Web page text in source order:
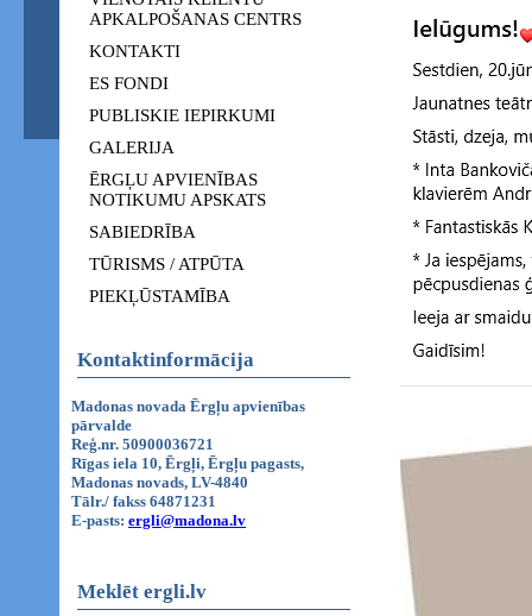
APKALPOŠANAS CENTRS
KONTAKTI
ES FONDI
PUBLISKIE IEPIRKUMI
GALERIJA
ĒRGĻU APVIENĪBAS
NOTIKUMU APSKATS
SABIEDRĪBA
TŪRISMS / ATPŪTA
PIEKĻŪSTAMĪBA
Kontaktinformācija
Madonas novada Ērgļu apvienības
pārvalde
Reģ.nr. 50900036721
Rīgas iela 10, Ērgļi, Ērgļu pagasts,
Madonas novads, LV-4840
Tālr./ fakss 64871231
E-pasts: ergli@madona.lv
Meklēt ergli.lv